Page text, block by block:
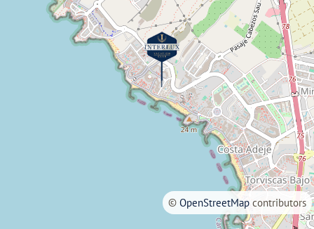
© OpenStreetMap contributors